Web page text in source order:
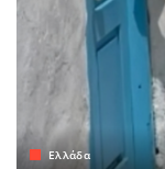
Ελλάδα